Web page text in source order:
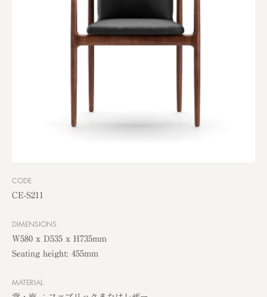
CODE
CE-S211
DIMENSIONS
W580 x D535 x H735mm
Seating height: 455mm
MATERIAL